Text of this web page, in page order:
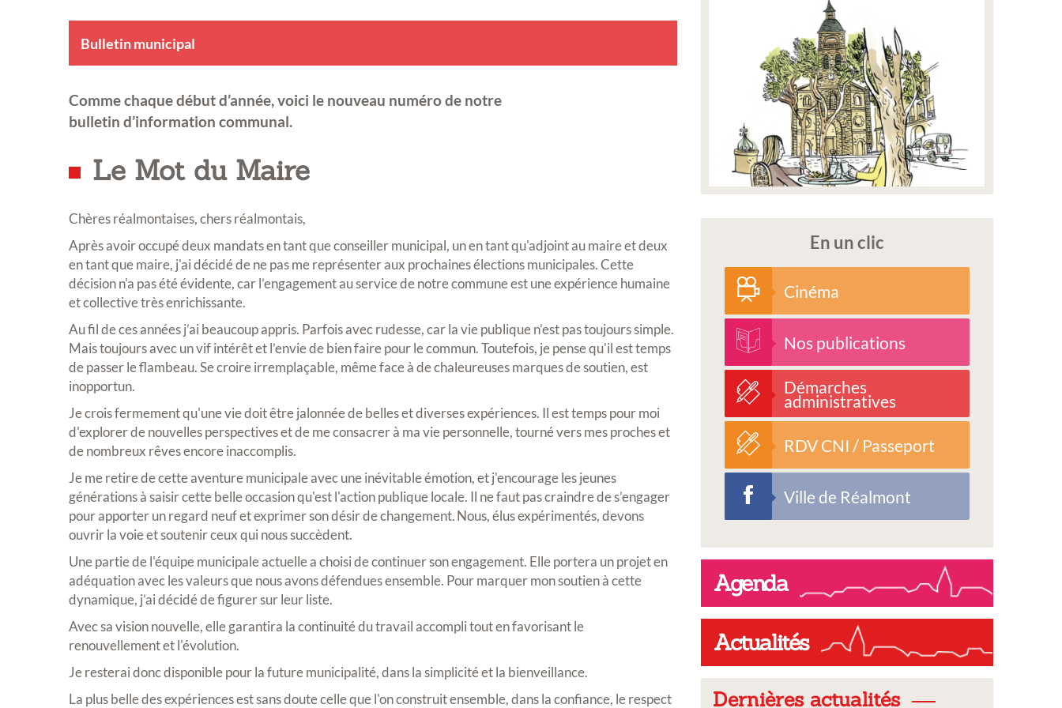
Bulletin municipal
Comme chaque début d’année, voici le nouveau numéro de notre
bulletin d’information communal.
Le Mot du Maire
Chères réalmontaises, chers réalmontais,
Après avoir occupé deux mandats en tant que conseiller municipal, un en tant qu'adjoint au maire et deux
en tant que maire, j'ai décidé de ne pas me représenter aux prochaines élections municipales. Cette
décision n'a pas été évidente, car l’engagement au service de notre commune est une expérience humaine
et collective très enrichissante.
Au fil de ces années j’ai beaucoup appris. Parfois avec rudesse, car la vie publique n’est pas toujours simple.
Mais toujours avec un vif intérêt et l’envie de bien faire pour le commun. Toutefois, je pense qu'il est temps
de passer le flambeau. Se croire irremplaçable, même face à de chaleureuses marques de soutien, est
inopportun.
Je crois fermement qu'une vie doit être jalonnée de belles et diverses expériences. Il est temps pour moi
d'explorer de nouvelles perspectives et de me consacrer à ma vie personnelle, tourné vers mes proches et
de nombreux rêves encore inaccomplis.
Je me retire de cette aventure municipale avec une inévitable émotion, et j'encourage les jeunes
générations à saisir cette belle occasion qu'est l'action publique locale. Il ne faut pas craindre de s’engager
pour apporter un regard neuf et exprimer son désir de changement. Nous, élus expérimentés, devons
ouvrir la voie et soutenir ceux qui nous succèdent.
Une partie de l'équipe municipale actuelle a choisi de continuer son engagement. Elle portera un projet en
adéquation avec les valeurs que nous avons défendues ensemble. Pour marquer mon soutien à cette
dynamique, j’ai décidé de figurer sur leur liste.
Avec sa vision nouvelle, elle garantira la continuité du travail accompli tout en favorisant le
renouvellement et l'évolution.
Je resterai donc disponible pour la future municipalité, dans la simplicité et la bienveillance.
La plus belle des expériences est sans doute celle que l'on construit ensemble, dans la confiance, le respect
En un clic
Cinéma
Nos publications
Démarches
administratives
RDV CNI / Passeport
Ville de Réalmont
Agenda
Actualités
Dernières actualités